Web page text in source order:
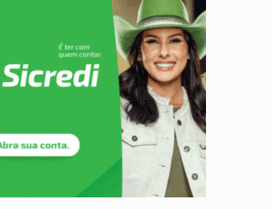
Brasil tem uma história marcada por guerras, revoltas e
Mulher é encontrada morta dentro de residência
DO MOTOCROSS':Pai morre em acidente na BR-364 duas semanas após
Cinco maiores colégios eleitorais concentram 53,7% dos
SEMANAL: Largada foi dada e candidatos ao Governo de RO
SUSPEITA: Entrega de 286 máquinas em Rondônia coincide com